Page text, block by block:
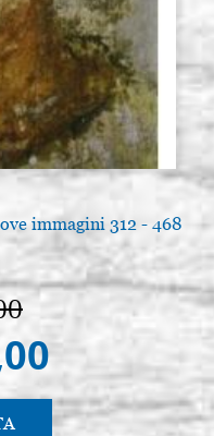
immagini 312 - 468